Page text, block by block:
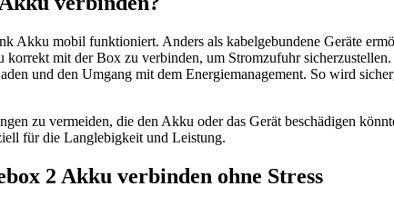
Akku mobil funktioniert. Anders als kabelgebundene Geräte
korrekt mit der Box zu verbinden, um Stromzufuhr
und den Umgang mit dem Energiemanagement. So wird
zu vermeiden, die den Akku oder das Gerät beschädigen
für die Langlebigkeit und Leistung.
2 Akku verbinden ohne Stress